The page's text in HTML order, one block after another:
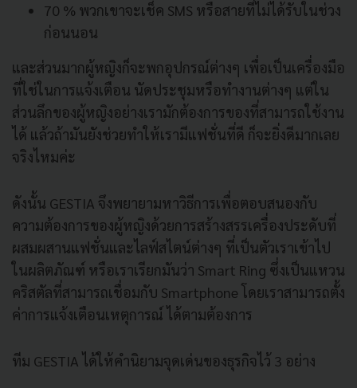
70 % พวกเขาจะเช็ค SMS หรือสายที่ไม่ได้รับในช่วง
ก่อนนอน
และส่วนมากผู้หญิงก็จะพกอุปกรณ์ต่างๆ เพื่อเป็นเครื่องมือ
ที่ใช่ในการแจ้งเตือน นัดประชุมหรือทำงานต่างๆ แต่ใน
ส่วนลึกของผู้หญิงอย่างเรามักต้องการของที่สามารถใช้งาน
ได้ แล้วถ้ามันยังช่วยทำให้เรามีแฟชั่นที่ดี ก็จะยิ่งดีมากเลย
จริงไหมค่ะ
ดังนั้น GESTIA จึงพยายามหาวิธีการเพื่อตอบสนองกับ
ความต้องการของผู้หญิงด้วยการสร้างสรรเครื่องประดับที่
ผสมผสานแฟชั่นและไลฟ์สไตน์ต่างๆ ที่เป็นตัวเราเข้าไป
ในผลิตภัณฑ์ หรือเราเรียกมันว่า Smart Ring ซึ่งเป็นแหวน
คริสตัลที่สามารถเชื่อมกับ Smartphone โดยเราสามารถตั้ง
ค่าการแจ้งเตือนเหตุการณ์ ได้ตามต้องการ
ทีม GESTIA ได้ให้คำนิยามจุดเด่นของธุรกิจไว้ 3 อย่าง